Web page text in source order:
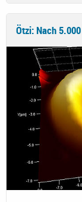
Ötzi: Nach